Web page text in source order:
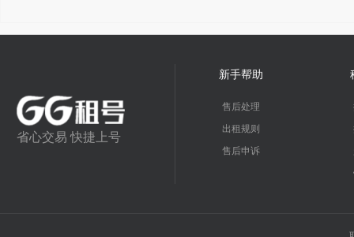
省心交易 快捷上号
新手帮助
售后处理
出租规则
售后申诉